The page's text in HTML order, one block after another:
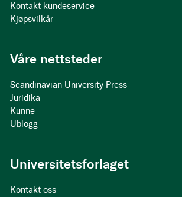
Kontakt kundeservice
Kjøpsvilkår
Våre nettsteder
Scandinavian University Press
Juridika
Kunne
Ublogg
Universitetsforlaget
Kontakt oss